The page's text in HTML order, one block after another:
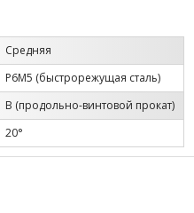
Средняя
Р6М5 (быстрорежущая сталь)
B (продольно-винтовой прокат)
20°